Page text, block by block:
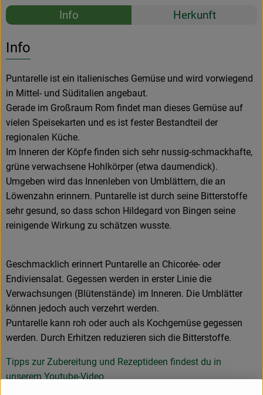
Rezepte
Info Herkunft
Info
Puntarelle ist ein italienisches Gemüse und wird vorwiegend
in Mittel- und Süditalien angebaut.
Gerade im Großraum Rom findet man dieses Gemüse auf
vielen Speisekarten und es ist fester Bestandteil der
regionalen Küche.
Im Inneren der Köpfe finden sich sehr nussig-schmackhafte,
grüne verwachsene Hohlkörper (etwa daumendick).
Umgeben wird das Innenleben von Umblättern, die an
Löwenzahn erinnern. Puntarelle ist durch seine Bitterstoffe
sehr gesund, so dass schon Hildegard von Bingen seine
reinigende Wirkung zu schätzen wusste.
Geschmacklich erinnert Puntarelle an Chicorée- oder
Endiviensalat. Gegessen werden in erster Linie die
Verwachsungen (Blütenstände) im Inneren. Die Umblätter
können jedoch auch verzehrt werden.
Puntarelle kann roh oder auch als Kochgemüse gegessen
werden. Durch Erhitzen reduzieren sich die Bitterstoffe.
Tipps zur Zubereitung und Rezeptideen findest du in
unserem Youtube-Video